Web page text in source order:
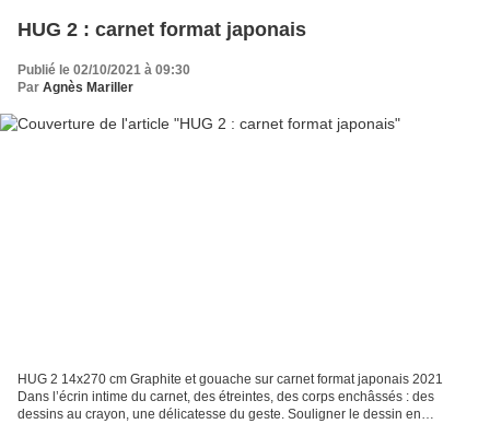
HUG 2 : carnet format japonais
Publié le 02/10/2021 à 09:30
Par Agnès Mariller
HUG 2 14x270 cm Graphite et gouache sur carnet format japonais 2021
Dans l’écrin intime du carnet, des étreintes, des corps enchâssés : des
dessins au crayon, une délicatesse du geste. Souligner le dessin en